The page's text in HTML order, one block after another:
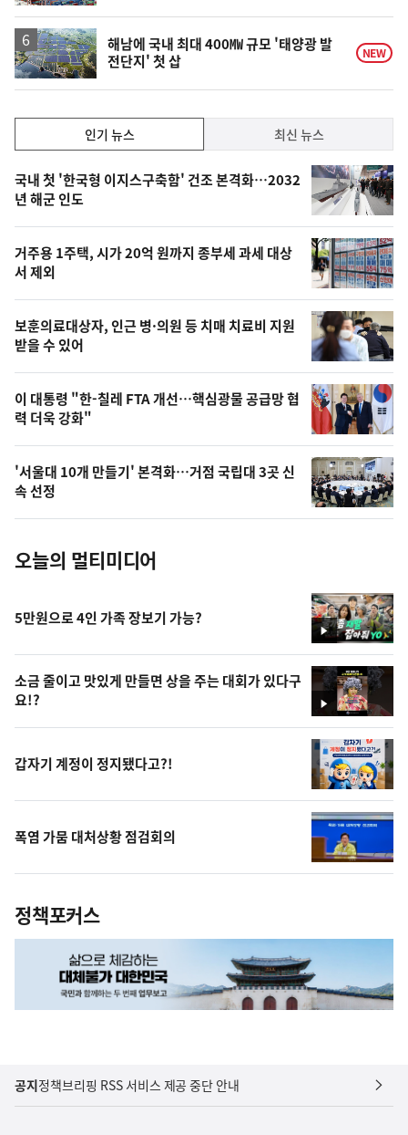
상
승
해남에 국내 최대 400㎿ 규모 '태양광 발
전단지' 첫 삽
NEW
기,
최
신,
오
늘
의
영
상
오
늘
의
사
진
인기 뉴스 최신 뉴스
기
뉴
스
국내 첫 '한국형 이지스구축함' 건조 본격화…2032
년 해군 인도
거주용 1주택, 시가 20억 원까지 종부세 과세 대상
서 제외
보훈의료대상자, 인근 병·의원 등 치매 치료비 지원
받을 수 있어
이 대통령 "한-칠레 FTA 개선…핵심광물 공급망 협
력 더욱 강화"
'서울대 10개 만들기' 본격화…거점 국립대 3곳 신
속 선정
오늘의 멀티미디어
영
상
5만원으로 4인 가족 장보기 가능?
영
상
소금 줄이고 맛있게 만들면 상을 주는 대회가 있다구
요!?
갑자기 계정이 정지됐다고?!
폭염 가뭄 대처상황 점검회의
정책포커스
공지정책브리핑 RSS 서비스 제공 중단 안내